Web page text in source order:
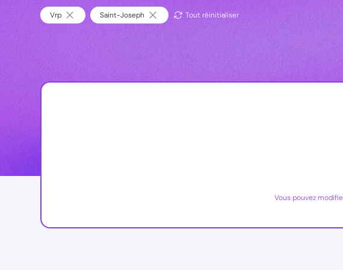
Vrp Saint-Joseph Tout réinitialiser
Vous pouvez